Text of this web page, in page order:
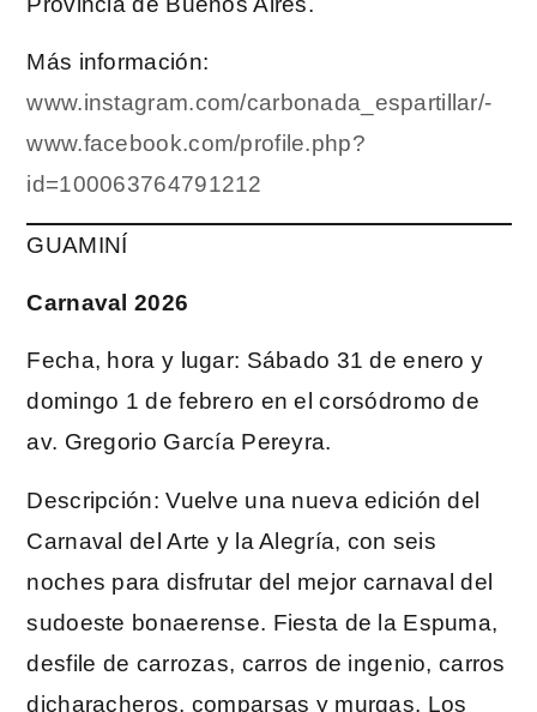
Más información:
www.instagram.com/carbonada_espartillar/-
www.facebook.com/profile.php?
id=100063764791212
GUAMINÍ
Carnaval 2026
Fecha, hora y lugar: Sábado 31 de enero y
domingo 1 de febrero en el corsódromo de
av. Gregorio García Pereyra.
Descripción: Vuelve una nueva edición del
Carnaval del Arte y la Alegría, con seis
noches para disfrutar del mejor carnaval del
sudoeste bonaerense. Fiesta de la Espuma,
desfile de carrozas, carros de ingenio, carros
dicharacheros, comparsas y murgas. Los